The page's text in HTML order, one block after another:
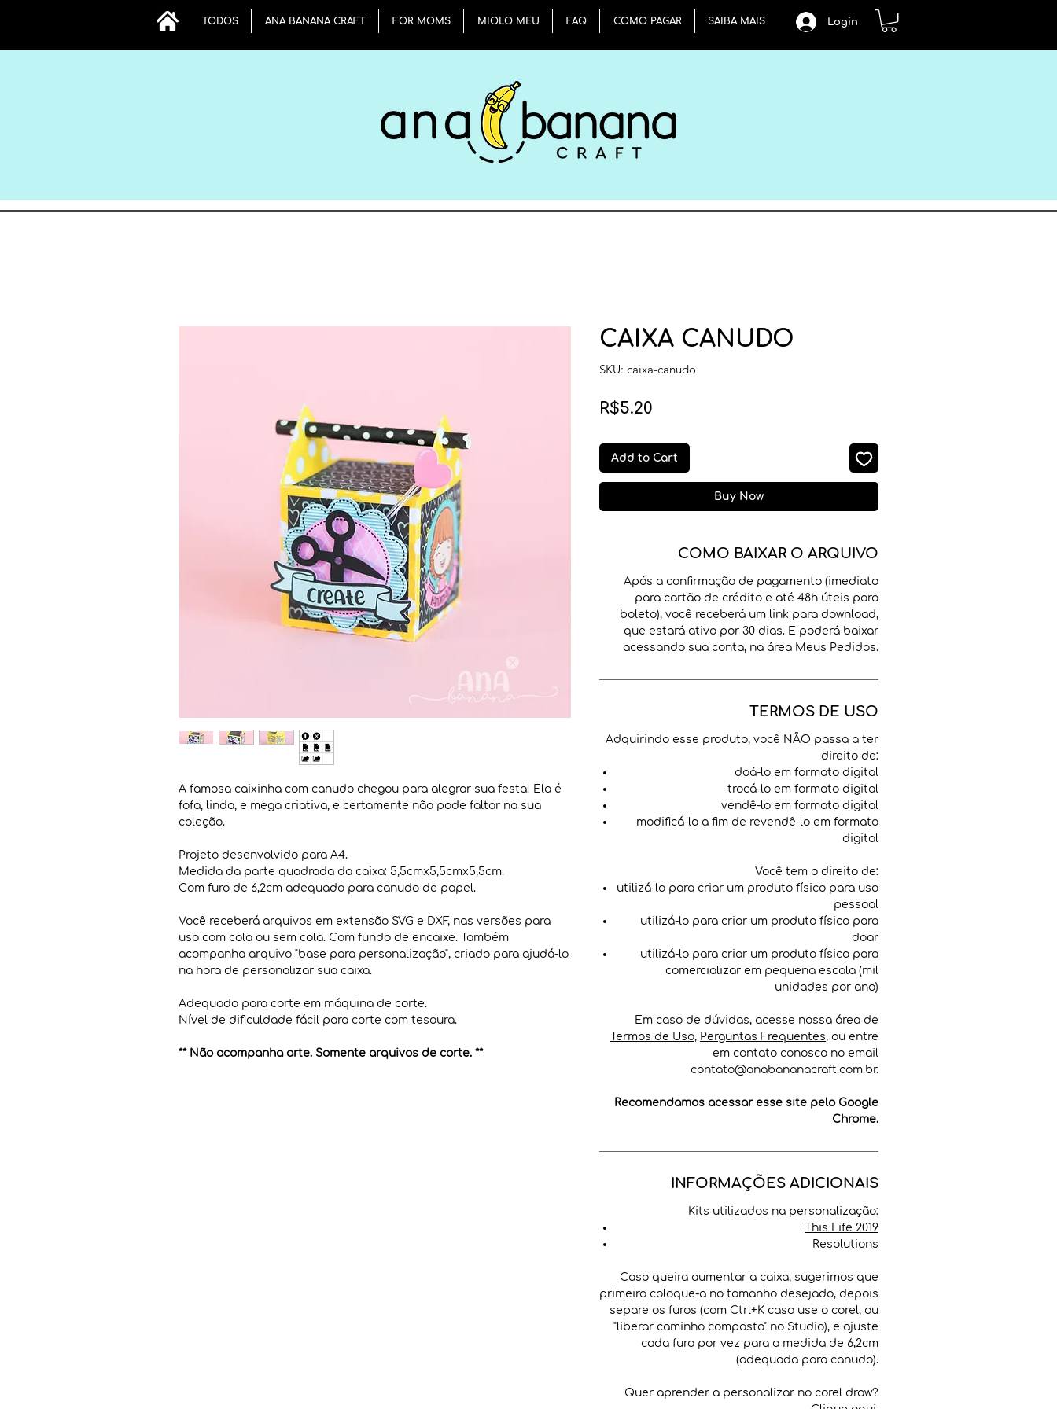
TODOS ANA BANANA CRAFT FOR MOMS MIOLO MEU FAQ COMO PAGAR SAIBA MAIS Login
A famosa caixinha com canudo chegou para alegrar sua festa! Ela é
fofa, linda, e mega criativa, e certamente não pode faltar na sua
coleção.
Projeto desenvolvido para A4.
Medida da parte quadrada da caixa: 5,5cmx5,5cmx5,5cm.
Com furo de 6,2cm adequado para canudo de papel.
Você receberá arquivos em extensão SVG e DXF, nas versões para
uso com cola ou sem cola. Com fundo de encaixe. Também
acompanha arquivo "base para personalização", criado para ajudá-lo
na hora de personalizar sua caixa.
Adequado para corte em máquina de corte.
Nível de dificuldade fácil para corte com tesoura.
** Não acompanha arte. Somente arquivos de corte. **
CAIXA CANUDO
SKU: caixa-canudo
R$5.20
Add to Cart
Buy Now
COMO BAIXAR O ARQUIVO
Após a confirmação de pagamento (imediato
para cartão de crédito e até 48h úteis para
boleto), você receberá um link para download,
que estará ativo por 30 dias. E poderá baixar
acessando sua conta, na área Meus Pedidos.
TERMOS DE USO
Adquirindo esse produto, você NÃO passa a ter
direito de:
doá-lo em formato digital
trocá-lo em formato digital
vendê-lo em formato digital
modificá-lo a fim de revendê-lo em formato
digital
Você tem o direito de:
utilizá-lo para criar um produto físico para uso
pessoal
utilizá-lo para criar um produto físico para
doar
utilizá-lo para criar um produto físico para
comercializar em pequena escala (mil
unidades por ano)
Em caso de dúvidas, acesse nossa área de
Termos de Uso, Perguntas Frequentes, ou entre
em contato conosco no email
contato@anabananacraft.com.br.
Recomendamos acessar esse site pelo Google
Chrome.
INFORMAÇÕES ADICIONAIS
Kits utilizados na personalização:
This Life 2019
Resolutions
Caso queira aumentar a caixa, sugerimos que
primeiro coloque-a no tamanho desejado, depois
separe os furos (com Ctrl+K caso use o corel, ou
"liberar caminho composto" no Studio), e ajuste
cada furo por vez para a medida de 6,2cm
(adequada para canudo).
Quer aprender a personalizar no corel draw?